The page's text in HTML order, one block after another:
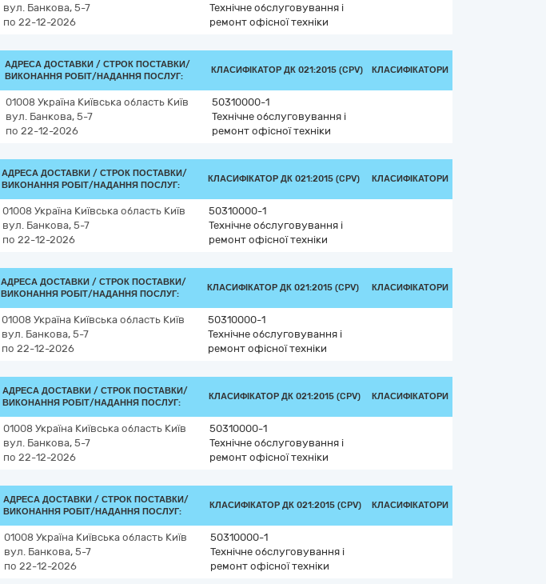
вул. Банкова, 5-7
по 22-12-2026
Технічне обслуговування і
ремонт офісної техніки
АДРЕСА ДОСТАВКИ / СТРОК ПОСТАВКИ/
ВИКОНАННЯ РОБІТ/НАДАННЯ ПОСЛУГ:
КЛАСИФІКАТОР ДК 021:2015 (CPV) КЛАСИФІКАТОРИ
01008 Україна Київська область Київ
вул. Банкова, 5-7
по 22-12-2026
50310000-1
Технічне обслуговування і
ремонт офісної техніки
АДРЕСА ДОСТАВКИ / СТРОК ПОСТАВКИ/
ВИКОНАННЯ РОБІТ/НАДАННЯ ПОСЛУГ:
КЛАСИФІКАТОР ДК 021:2015 (CPV) КЛАСИФІКАТОРИ
01008 Україна Київська область Київ
вул. Банкова, 5-7
по 22-12-2026
50310000-1
Технічне обслуговування і
ремонт офісної техніки
АДРЕСА ДОСТАВКИ / СТРОК ПОСТАВКИ/
ВИКОНАННЯ РОБІТ/НАДАННЯ ПОСЛУГ:
КЛАСИФІКАТОР ДК 021:2015 (CPV) КЛАСИФІКАТОРИ
01008 Україна Київська область Київ
вул. Банкова, 5-7
по 22-12-2026
50310000-1
Технічне обслуговування і
ремонт офісної техніки
АДРЕСА ДОСТАВКИ / СТРОК ПОСТАВКИ/
ВИКОНАННЯ РОБІТ/НАДАННЯ ПОСЛУГ:
КЛАСИФІКАТОР ДК 021:2015 (CPV) КЛАСИФІКАТОРИ
01008 Україна Київська область Київ
вул. Банкова, 5-7
по 22-12-2026
50310000-1
Технічне обслуговування і
ремонт офісної техніки
АДРЕСА ДОСТАВКИ / СТРОК ПОСТАВКИ/
ВИКОНАННЯ РОБІТ/НАДАННЯ ПОСЛУГ:
КЛАСИФІКАТОР ДК 021:2015 (CPV) КЛАСИФІКАТОРИ
01008 Україна Київська область Київ
вул. Банкова, 5-7
по 22-12-2026
50310000-1
Технічне обслуговування і
ремонт офісної техніки